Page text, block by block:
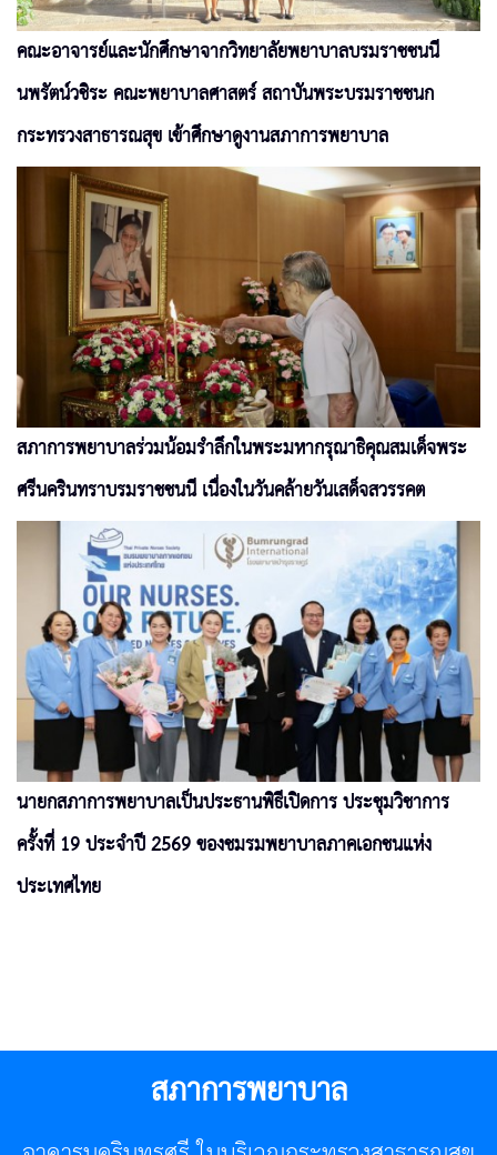
คณะอาจารย์และนักศึกษาจากวิทยาลัยพยาบาลบรมราชชนนี
นพรัตน์วชิระ คณะพยาบาลศาสตร์ สถาบันพระบรมราชชนก
กระทรวงสาธารณสุข เข้าศึกษาดูงานสภาการพยาบาล
สภาการพยาบาลร่วมน้อมรำลึกในพระมหากรุณาธิคุณสมเด็จพระ
ศรีนครินทราบรมราชชนนี เนื่องในวันคล้ายวันเสด็จสวรรคต
นายกสภาการพยาบาลเป็นประธานพิธีเปิดการ ประชุมวิชาการ
ครั้งที่ 19 ประจำปี 2569 ของชมรมพยาบาลภาคเอกชนแห่ง
ประเทศไทย
สภาการพยาบาล